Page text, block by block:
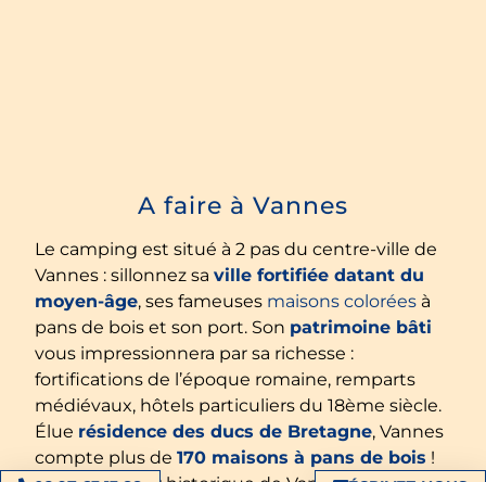
A faire à Vannes
Le camping est situé à 2 pas du centre-ville de
Vannes : sillonnez sa ville fortifiée datant du
moyen-âge, ses fameuses maisons colorées à
pans de bois et son port. Son patrimoine bâti
vous impressionnera par sa richesse :
fortifications de l’époque romaine, remparts
médiévaux, hôtels particuliers du 18ème siècle.
Élue résidence des ducs de Bretagne, Vannes
compte plus de 170 maisons à pans de bois !